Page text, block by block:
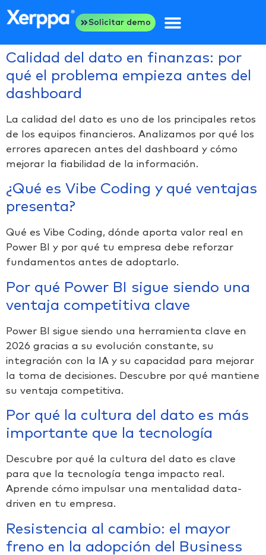
Solicitar demo
Calidad del dato en finanzas: por
qué el problema empieza antes del
dashboard
La calidad del dato es uno de los principales retos
de los equipos financieros. Analizamos por qué los
errores aparecen antes del dashboard y cómo
mejorar la fiabilidad de la información.
¿Qué es Vibe Coding y qué ventajas
presenta?
Qué es Vibe Coding, dónde aporta valor real en
Power BI y por qué tu empresa debe reforzar
fundamentos antes de adoptarlo.
Por qué Power BI sigue siendo una
ventaja competitiva clave
Power BI sigue siendo una herramienta clave en
2026 gracias a su evolución constante, su
integración con la IA y su capacidad para mejorar
la toma de decisiones. Descubre por qué mantiene
su ventaja competitiva.
Por qué la cultura del dato es más
importante que la tecnología
Descubre por qué la cultura del dato es clave
para que la tecnología tenga impacto real.
Aprende cómo impulsar una mentalidad data-
driven en tu empresa.
Resistencia al cambio: el mayor
freno en la adopción del Business